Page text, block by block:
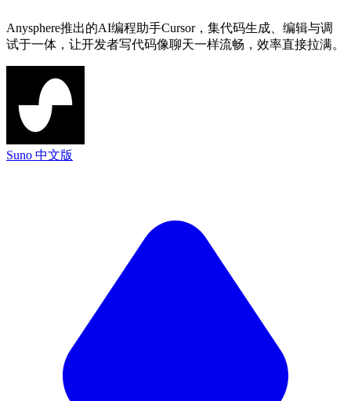
Anysphere推出的AI编程助手Cursor，集代码生成、编辑与调
试于一体，让开发者写代码像聊天一样流畅，效率直接拉满。
Suno 中文版